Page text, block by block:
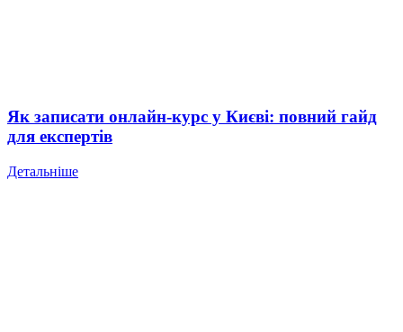
Як записати онлайн-курс у Києві: повний гайд
для експертів
Детальніше